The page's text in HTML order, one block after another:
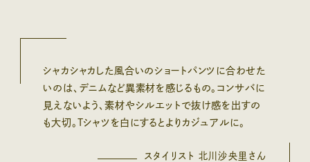
シャカシャカした風合いのショートパンツに合わせた
いのは、デニムなど異素材を感じるもの。コンサバに
見えないよう、素材やシルエットで抜け感を出すの
も大切。Tシャツを白にするとよりカジュアルに。
スタイリスト 北川沙央里さん